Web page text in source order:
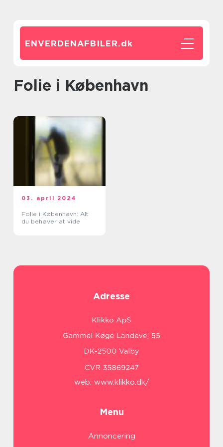
ENVERDENAFBILER.dk
folie i København
03. april 2024
Folie i København: Alt
du behøver at vide
Adresse
web: www.klikko.dk/
Menu
Annoncering